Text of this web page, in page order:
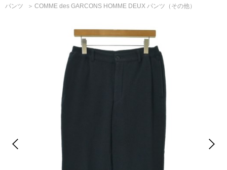
パンツ
COMME des GARCONS HOMME DEUX パンツ（その他）